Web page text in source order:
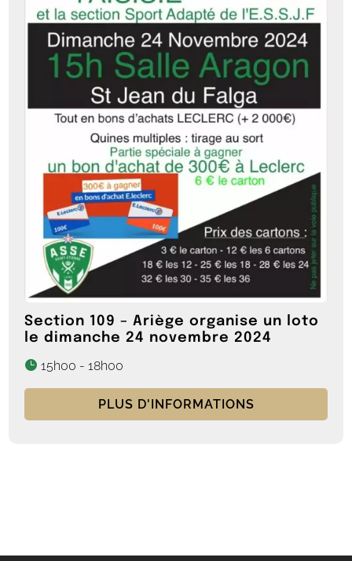
Section 109 – Ariège organise un loto
le dimanche 24 novembre 2024
15h00 - 18h00
PLUS D'INFORMATIONS